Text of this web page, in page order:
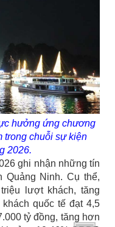
hưởng ứng chương
trong chuỗi sự kiện
2026.
ghi nhận những tín
Quảng Ninh. Cụ thể,
lượt khách, tăng
quốc tế đạt 4,5
tỷ đồng, tăng hơn